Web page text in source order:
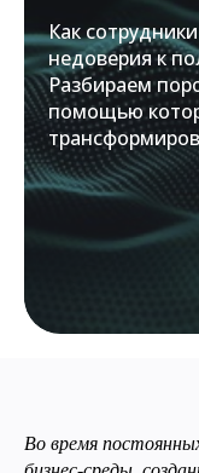
Как
недоверия к
Разбираем
помощью
Во время